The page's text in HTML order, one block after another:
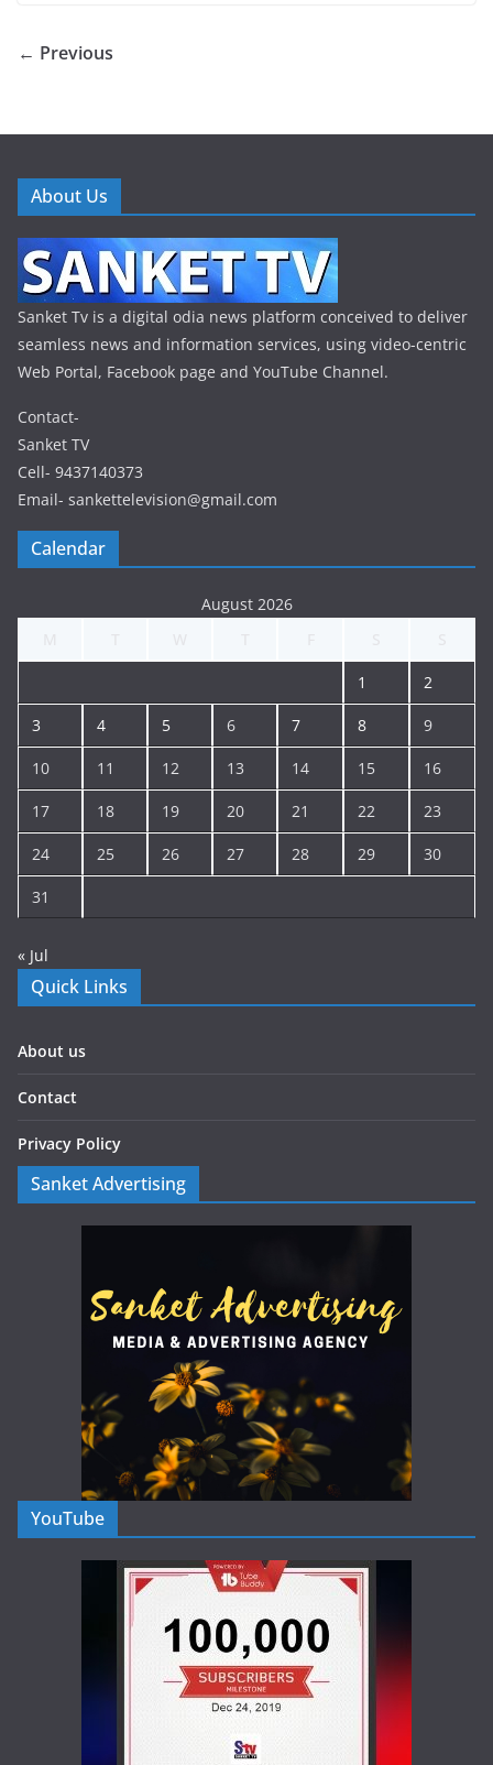
← Previous
About Us
Sanket Tv is a digital odia news platform conceived to deliver
seamless news and information services, using video-centric
Web Portal, Facebook page and YouTube Channel.
Contact-
Sanket TV
Cell- 9437140373
Email- sankettelevision@gmail.com
Calendar
August 2026
1 2
3 4 5 6 7 8 9
10 11 12 13 14 15 16
17 18 19 20 21 22 23
24 25 26 27 28 29 30
31
« Jul
Quick Links
About us
Contact
Privacy Policy
Sanket Advertising
YouTube